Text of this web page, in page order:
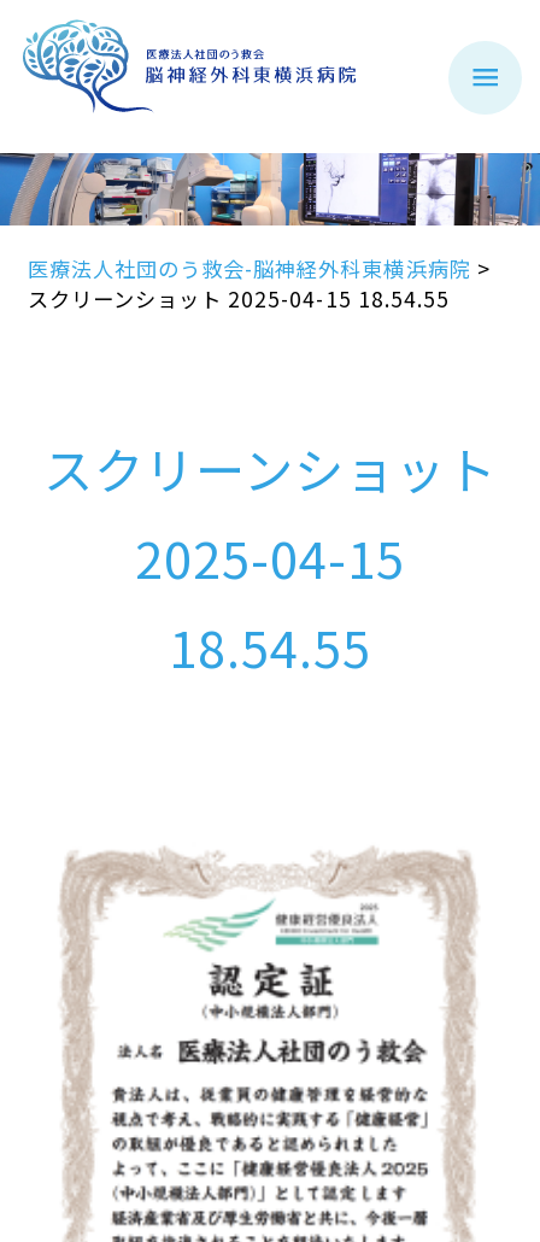
医療法人社団のう救会-脳神経外科東横浜病院 >
スクリーンショット 2025-04-15 18.54.55
スクリーンショット
2025-04-15
18.54.55